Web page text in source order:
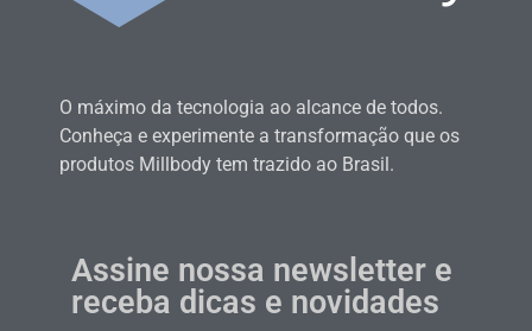
O máximo da tecnologia ao alcance de todos.
Conheça e experimente a transformação que os
produtos Millbody tem trazido ao Brasil.
Assine nossa newsletter e
receba dicas e novidades